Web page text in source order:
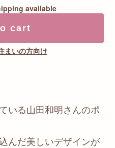
available
cart
まいの方向け
いる山田和明さんのポ
んだ美しいデザインが